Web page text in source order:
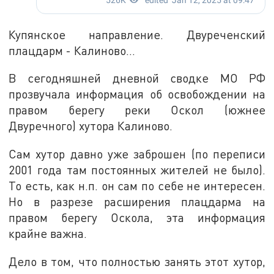
Купянское направление. Двуреченский
плацдарм - Калиново...
В сегодняшней дневной сводке МО РФ
прозвучала информация об освобождении на
правом берегу реки Оскол (южнее
Двуречного) хутора Калиново.
Сам хутор давно уже заброшен (по переписи
2001 года там постоянных жителей не было).
То есть, как н.п. он сам по себе не интересен.
Но в разрезе расширения плацдарма на
правом берегу Оскола, эта информация
крайне важна.
Дело в том, что полностью занять этот хутор,